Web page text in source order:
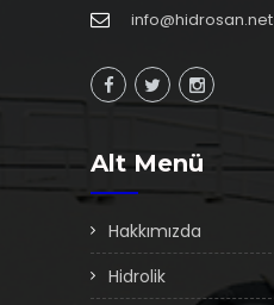
info@hidrosan.net
Alt Menü
Hakkımızda
Hidrolik